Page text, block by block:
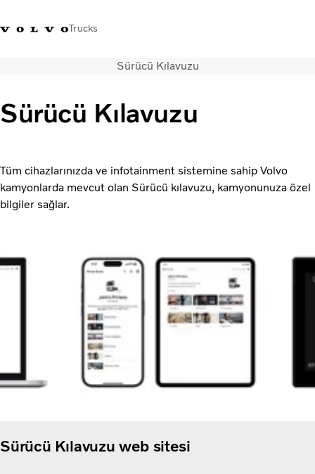
Trucks
Volvo Trucks Mağazası Oturum açınTürkiye
Taşımacılık çözümleri
Bayi arama
Haberler
Hakkımızda
Sürücü Kılavuzu
Sürücü Kılavuzu
Tüm cihazlarınızda ve infotainment sistemine sahip Volvo
kamyonlarda mevcut olan Sürücü kılavuzu, kamyonunuza özel
bilgiler sağlar.
Sürücü Kılavuzu web sitesi